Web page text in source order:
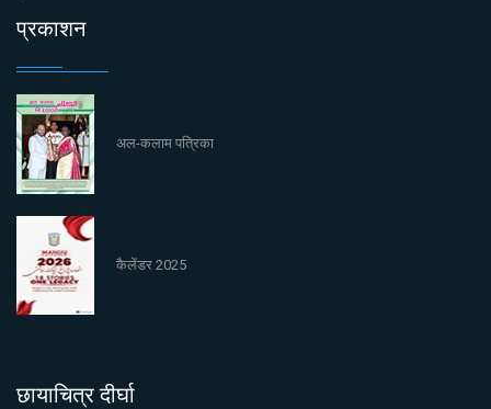
प्रकाशन
अल-कलाम पत्रिका
कैलेंडर 2025
छायाचित्र दीर्घा